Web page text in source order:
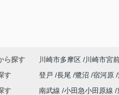
ら探す 川崎市多摩区 川崎市宮
す
登戸 長尾 鷺沼 宿河原
す
南武線 小田急小田原線